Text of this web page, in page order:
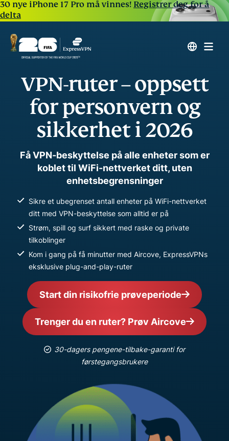
30 nye iPhone 17 Pro må vinnes! Registrer deg for å
delta
VPN-ruter – oppsett
for personvern og
sikkerhet i 2026
Få VPN-beskyttelse på alle enheter som er
koblet til WiFi-nettverket ditt, uten
enhetsbegrensninger
Sikre et ubegrenset antall enheter på WiFi-nettverket
ditt med VPN-beskyttelse som alltid er på
Strøm, spill og surf sikkert med raske og private
tilkoblinger
Kom i gang på få minutter med Aircove, ExpressVPNs
eksklusive plug-and-play-ruter
Start din risikofrie prøveperiode
Trenger du en ruter? Prøv Aircove
30-dagers pengene-tilbake-garanti for
førstegangsbrukere